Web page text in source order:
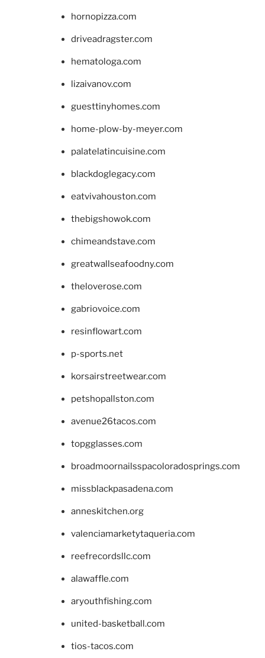
hornopizza.com
driveadragster.com
hematologa.com
lizaivanov.com
guesttinyhomes.com
home-plow-by-meyer.com
palatelatincuisine.com
blackdoglegacy.com
eatvivahouston.com
thebigshowok.com
chimeandstave.com
greatwallseafoodny.com
theloverose.com
gabriovoice.com
resinflowart.com
p-sports.net
korsairstreetwear.com
petshopallston.com
avenue26tacos.com
topgglasses.com
broadmoornailsspacoloradosprings.com
missblackpasadena.com
anneskitchen.org
valenciamarketytaqueria.com
reefrecordsllc.com
alawaffle.com
aryouthfishing.com
united-basketball.com
tios-tacos.com